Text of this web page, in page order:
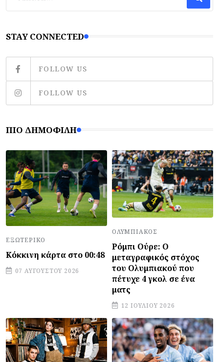
STAY CONNECTED
FOLLOW US
FOLLOW US
ΠΙΟ ΔΗΜΟΦΙΛΉ
ΕΞΩΤΕΡΙΚΌ
Κόκκινη κάρτα στο 00:48
07 ΑΥΓΟΎΣΤΟΥ 2026
ΟΛΥΜΠΙΑΚΌΣ
Ρόμπι Ούρε: Ο
μεταγραφικός στόχος
του Ολυμπιακού που
πέτυχε 4 γκολ σε ένα
ματς
12 ΙΟΥΛΊΟΥ 2026